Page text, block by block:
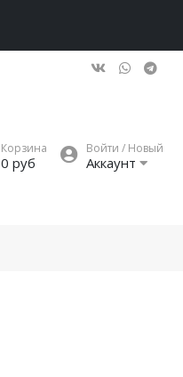
Корзина
0 руб
Войти / Новый
Аккаунт